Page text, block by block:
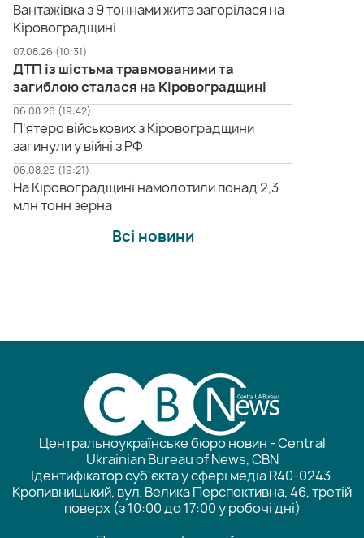
Вантажівка з 9 тоннами жита загорілася на
Кіровоградщині
07.08.26 (10:31)
ДТП із шістьма травмованими та
загиблою сталася на Кіровоградщині
06.08.26 (19:42)
П'ятеро військових з Кіровоградщини
загинули у війні з РФ
06.08.26 (19:21)
На Кіровоградщині намолотили понад 2,3
млн тонн зерна
Всі новини
Центральноукраїнське бюро новин - Central
Ukrainian Bureau of News, CBN
Ідентифікатор суб'єкта у сфері медіа R40-0243
Кропивницький, вул. Велика Перспективна, 46, третій
поверх (з 10:00 до 17:00 у робочі дні)